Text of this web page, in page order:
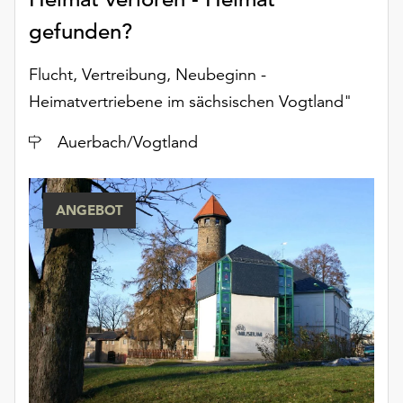
Datenschutzerklärung
dem
Impressum
gefunden?
Flucht, Vertreibung, Neubeginn -
Heimatvertriebene im sächsischen Vogtland"
Ort
Auerbach/Vogtland
ANGEBOT